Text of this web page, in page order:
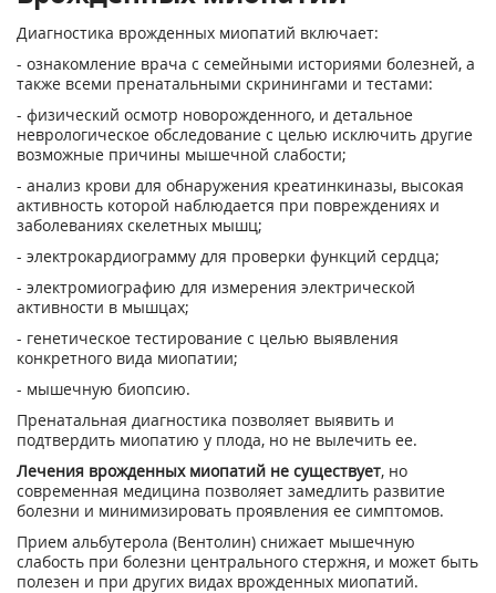
Диагностика врожденных миопатий включает:
- ознакомление врача с семейными историями болезней, а
также всеми пренатальными скринингами и тестами:
- физический осмотр новорожденного, и детальное
неврологическое обследование с целью исключить другие
возможные причины мышечной слабости;
- анализ крови для обнаружения креатинкиназы, высокая
активность которой наблюдается при повреждениях и
заболеваниях скелетных мышц;
- электрокардиограмму для проверки функций сердца;
- электромиографию для измерения электрической
активности в мышцах;
- генетическое тестирование с целью выявления
конкретного вида миопатии;
- мышечную биопсию.
Пренатальная диагностика позволяет выявить и
подтвердить миопатию у плода, но не вылечить ее.
Лечения врожденных миопатий не существует, но
современная медицина позволяет замедлить развитие
болезни и минимизировать проявления ее симптомов.
Прием альбутерола (Вентолин) снижает мышечную
слабость при болезни центрального стержня, и может быть
полезен и при других видах врожденных миопатий.